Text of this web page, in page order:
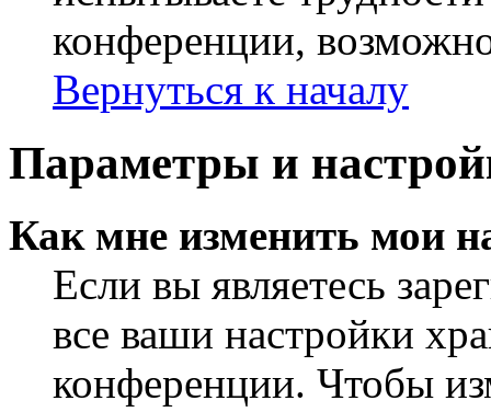
конференции,
Вернуться к началу
Параметры и
Как мне изменить мои
Если вы являетесь
все ваши настройки
конференции. Чтобы